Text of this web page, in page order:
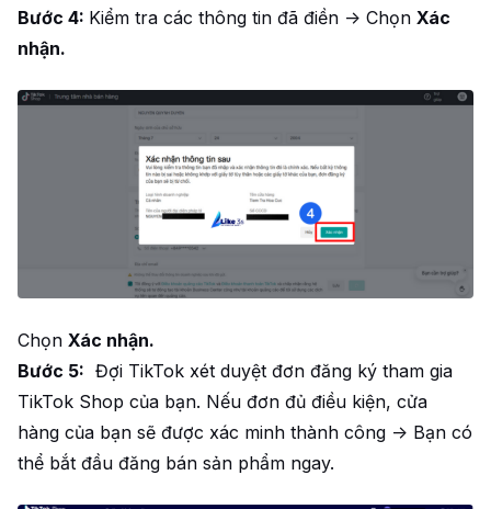
Bước 4: Kiểm tra các thông tin đã điền -> Chọn Xác
nhận.
Chọn Xác nhận.
Bước 5: Đợi TikTok xét duyệt đơn đăng ký tham gia
TikTok Shop của bạn. Nếu đơn đủ điều kiện, cửa
hàng của bạn sẽ được xác minh thành công -> Bạn có
thể bắt đầu đăng bán sản phẩm ngay.